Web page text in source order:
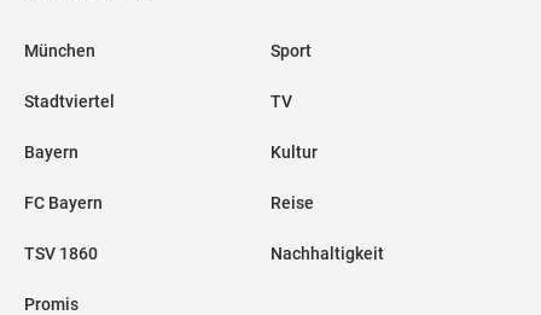
München
Stadtviertel
Bayern
FC Bayern
TSV 1860
Promis
Sport
TV
Kultur
Reise
Nachhaltigkeit